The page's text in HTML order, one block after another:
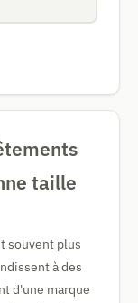
taille
souvent plus
à des
d'une marque